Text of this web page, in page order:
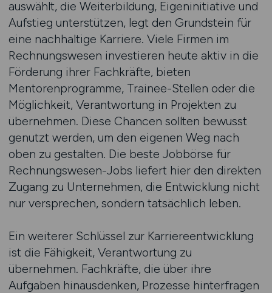
auswählt, die Weiterbildung, Eigeninitiative und
Aufstieg unterstützen, legt den Grundstein für
eine nachhaltige Karriere. Viele Firmen im
Rechnungswesen investieren heute aktiv in die
Förderung ihrer Fachkräfte, bieten
Mentorenprogramme, Trainee-Stellen oder die
Möglichkeit, Verantwortung in Projekten zu
übernehmen. Diese Chancen sollten bewusst
genutzt werden, um den eigenen Weg nach
oben zu gestalten. Die beste Jobbörse für
Rechnungswesen-Jobs liefert hier den direkten
Zugang zu Unternehmen, die Entwicklung nicht
nur versprechen, sondern tatsächlich leben.
Ein weiterer Schlüssel zur Karriereentwicklung
ist die Fähigkeit, Verantwortung zu
übernehmen. Fachkräfte, die über ihre
Aufgaben hinausdenken, Prozesse hinterfragen